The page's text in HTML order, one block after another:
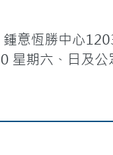
意恆勝中心
星期六、日及公